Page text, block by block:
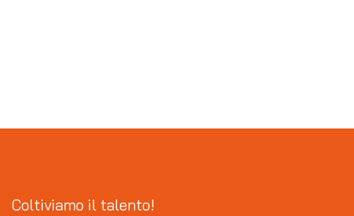
Coltiviamo il talento!